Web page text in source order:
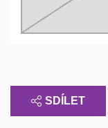
SDÍLET